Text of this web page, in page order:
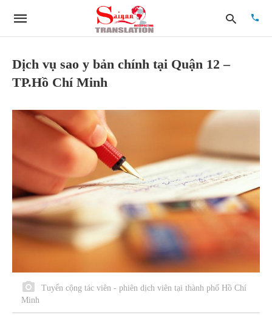
enter:
Dịch vụ sao y bản chính tại Quận 12 –
TP.Hồ Chí Minh
Tuyển cộng tác viên - phiên dịch viên tại thành phố Hồ Chí
Minh